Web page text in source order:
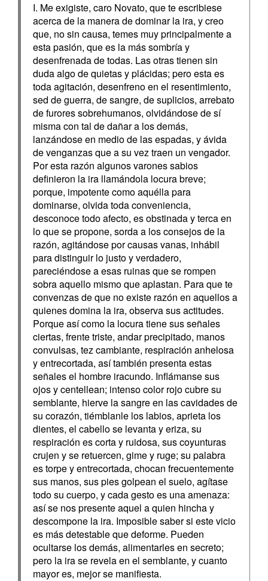
I. Me exigiste, caro Novato, que te escribiese
acerca de la manera de dominar la ira, y creo
que, no sin causa, temes muy principalmente a
esta pasión, que es la más sombría y
desenfrenada de todas. Las otras tienen sin
duda algo de quietas y plácidas; pero esta es
toda agitación, desenfreno en el resentimiento,
sed de guerra, de sangre, de suplicios, arrebato
de furores sobrehumanos, olvidándose de sí
misma con tal de dañar a los demás,
lanzándose en medio de las espadas, y ávida
de venganzas que a su vez traen un vengador.
Por esta razón algunos varones sabios
definieron la ira llamándola locura breve;
porque, impotente como aquélla para
dominarse, olvida toda conveniencia,
desconoce todo afecto, es obstinada y terca en
lo que se propone, sorda a los consejos de la
razón, agitándose por causas vanas, inhábil
para distinguir lo justo y verdadero,
pareciéndose a esas ruinas que se rompen
sobra aquello mismo que aplastan. Para que te
convenzas de que no existe razón en aquellos a
quienes domina la ira, observa sus actitudes.
Porque así como la locura tiene sus señales
ciertas, frente triste, andar precipitado, manos
convulsas, tez cambiante, respiración anhelosa
y entrecortada, así también presenta estas
señales el hombre iracundo. Inflámanse sus
ojos y centellean; intenso color rojo cubre su
semblante, hierve la sangre en las cavidades de
su corazón, tiémblanle los labios, aprieta los
dientes, el cabello se levanta y eriza, su
respiración es corta y ruidosa, sus coyunturas
crujen y se retuercen, gime y ruge; su palabra
es torpe y entrecortada, chocan frecuentemente
sus manos, sus pies golpean el suelo, agítase
todo su cuerpo, y cada gesto es una amenaza:
así se nos presente aquel a quien hincha y
descompone la ira. Imposible saber si este vicio
es más detestable que deforme. Pueden
ocultarse los demás, alimentarles en secreto;
pero la ira se revela en el semblante, y cuanto
mayor es, mejor se manifiesta.